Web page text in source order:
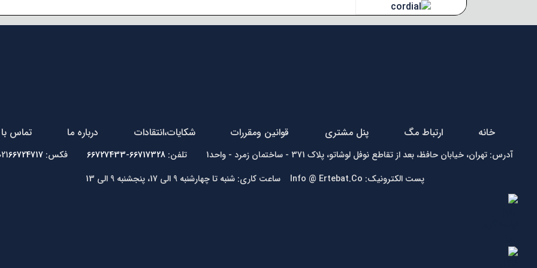
خانه ارتباط مگ پنل مشتری قوانین ومقررات شکایات،انتقادات درباره ما تماس
آدرس: تهران، خیابان حافظ، بعد از تقاطع نوفل لوشاتو، پلاک 371 - ساختمان زمرد - واحد1 تلفن: 66717328-66727433 فکس: 02166724717
پست الکترونیک: Info @ Ertebat.Co ساعت کاری: شنبه تا چهارشنبه 9 الی 17، پنجشنبه 9 الی 13